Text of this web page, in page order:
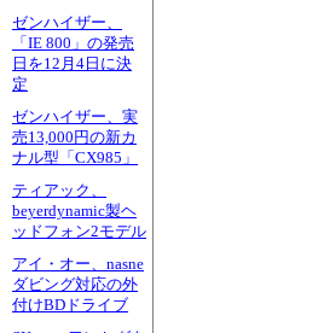
ゼンハイザー、
「IE 800」の発売
日を12月4日に決
定
ゼンハイザー、実
売13,000円の新カ
ナル型「CX985」
ティアック、
beyerdynamic製ヘ
ッドフォン2モデル
アイ・オー、nasne
ダビング対応の外
付けBDドライブ